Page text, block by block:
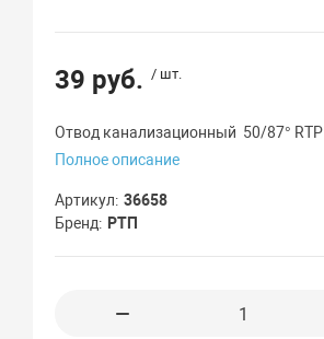
39 руб. / шт.
Отвод канализационный 50/87°
Полное описание
Артикул 36658
Бренд
РТП